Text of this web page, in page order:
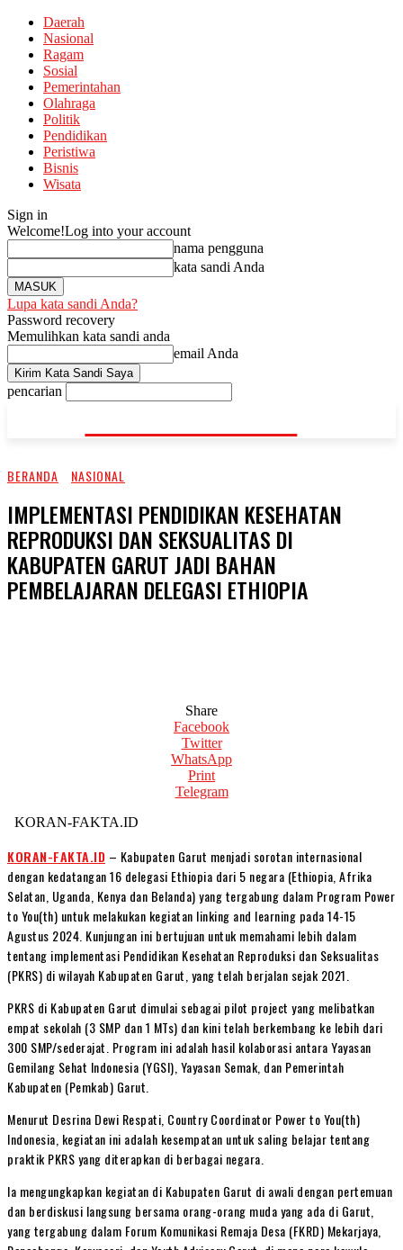
Daerah
Nasional
Ragam
Sosial
Pemerintahan
Olahraga
Politik
Pendidikan
Peristiwa
Bisnis
Wisata
Sign in
Welcome!Log into your account
nama pengguna
kata sandi Anda
Lupa kata sandi Anda?
Password recovery
Memulihkan kata sandi anda
email Anda
pencarian
KORAN-FAKTA.ID
BERANDA NASIONAL
IMPLEMENTASI PENDIDIKAN KESEHATAN
REPRODUKSI DAN SEKSUALITAS DI
KABUPATEN GARUT JADI BAHAN
PEMBELAJARAN DELEGASI ETHIOPIA
Share
Facebook
Twitter
WhatsApp
Print
Telegram
KORAN-FAKTA.ID
KORAN-FAKTA.ID – Kabupaten Garut menjadi sorotan internasional
dengan kedatangan 16 delegasi Ethiopia dari 5 negara (Ethiopia, Afrika
Selatan, Uganda, Kenya dan Belanda) yang tergabung dalam Program Power
to You(th) untuk melakukan kegiatan linking and learning pada 14-15
Agustus 2024. Kunjungan ini bertujuan untuk memahami lebih dalam
tentang implementasi Pendidikan Kesehatan Reproduksi dan Seksualitas
(PKRS) di wilayah Kabupaten Garut, yang telah berjalan sejak 2021.
PKRS di Kabupaten Garut dimulai sebagai pilot project yang melibatkan
empat sekolah (3 SMP dan 1 MTs) dan kini telah berkembang ke lebih dari
300 SMP/sederajat. Program ini adalah hasil kolaborasi antara Yayasan
Gemilang Sehat Indonesia (YGSI), Yayasan Semak, dan Pemerintah
Kabupaten (Pemkab) Garut.
Menurut Desrina Dewi Respati, Country Coordinator Power to You(th)
Indonesia, kegiatan ini adalah kesempatan untuk saling belajar tentang
praktik PKRS yang diterapkan di berbagai negara.
Ia mengungkapkan kegiatan di Kabupaten Garut di awali dengan pertemuan
dan berdiskusi langsung bersama orang-orang muda yang ada di Garut,
yang tergabung dalam Forum Komunikasi Remaja Desa (FKRD) Mekarjaya,